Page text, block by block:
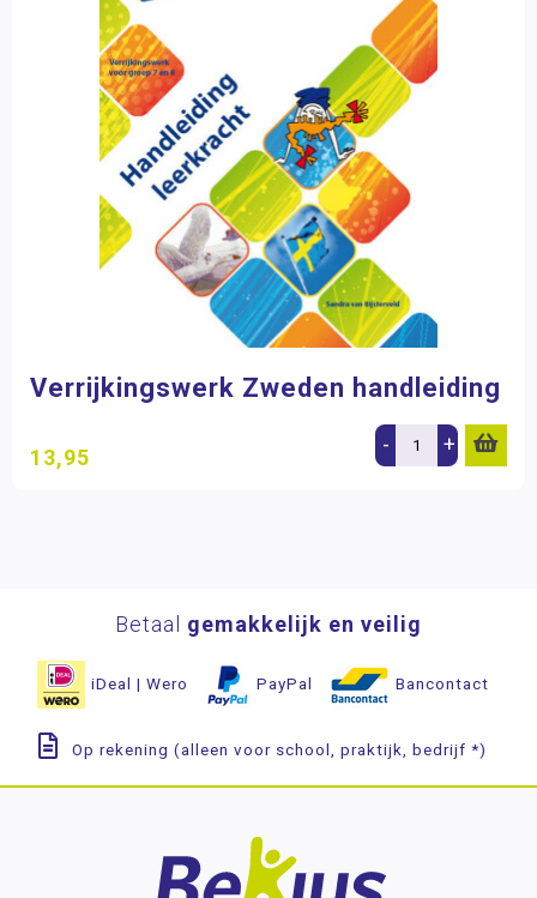
Verrijkingswerk Zweden handleiding
13,95 - +
Betaal gemakkelijk en veilig
iDeal | Wero PayPal Bancontact
Op rekening (alleen voor school, praktijk, bedrijf *)